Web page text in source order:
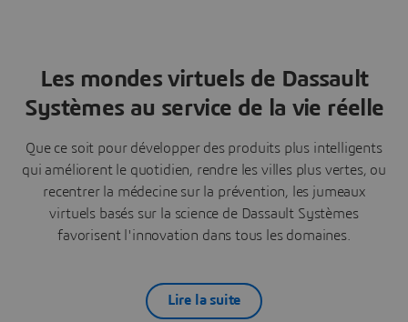
Les mondes virtuels de Dassault
Systèmes au service de la vie réelle
Que ce soit pour développer des produits plus intelligents
qui améliorent le quotidien, rendre les villes plus vertes, ou
recentrer la médecine sur la prévention, les jumeaux
virtuels basés sur la science de Dassault Systèmes
favorisent l'innovation dans tous les domaines.
Lire la suite